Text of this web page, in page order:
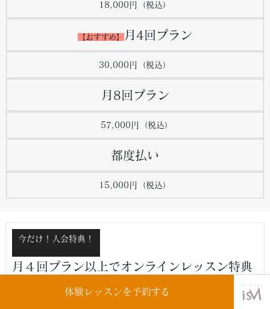
体験レッスンを予約する
18,000円（税込）
【おすすめ】 月4回プラン
30,000円（税込）
月8回プラン
57,000円（税込）
都度払い
15,000円（税込）
今だけ！入会特典！
月４回プラン以上でオンラインレッスン特典
が付きます！